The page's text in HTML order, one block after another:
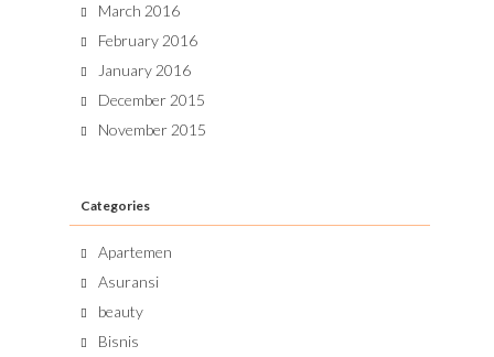
March 2016
February 2016
January 2016
December 2015
November 2015
Categories
Apartemen
Asuransi
beauty
Bisnis